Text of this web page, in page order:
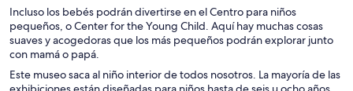
Incluso los bebés podrán divertirse en el Centro para niños
pequeños, o Center for the Young Child. Aquí hay muchas cosas
suaves y acogedoras que los más pequeños podrán explorar junto
con mamá o papá.
Este museo saca al niño interior de todos nosotros. La mayoría de las